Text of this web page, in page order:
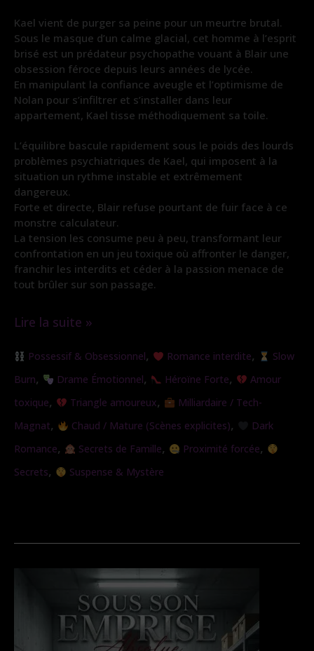
Kael vient de purger sa peine pour un meurtre brutal.
Sous le masque d’un calme glacial, cet homme à l’esprit
brisé est un prédateur psychopathe vouant à Blair une
obsession féroce depuis leurs années de lycée.
En manipulant la confiance aveugle et l’optimisme de
Nolan pour s’infiltrer et s’installer dans leur
appartement, Kael tisse méthodiquement sa toile.
L’équilibre bascule rapidement sous le poids des lourds
problèmes psychiatriques de Kael, qui imposent à la
situation un rythme instable et extrêmement
dangereux.
Forte et directe, Blair refuse pourtant de fuir face à ce
monstre calculateur.
La tension les consume peu à peu, transformant leur
confrontation en un jeu toxique où affronter le danger,
franchir les interdits et céder à la passion menace de
tout brûler sur son passage.
l’Ange
Lire la suite »
Possessif & Obsessionnel, Romance interdite,
Slow
Burn, Drame Émotionnel, Héroïne Forte,
Amour
toxique, Triangle amoureux,
Milliardaire / Tech-
Magnat, Chaud / Mature (Scènes explicites),
Dark
Romance, Secrets de Famille, Proximité forcée,
Secrets, Suspense & Mystère